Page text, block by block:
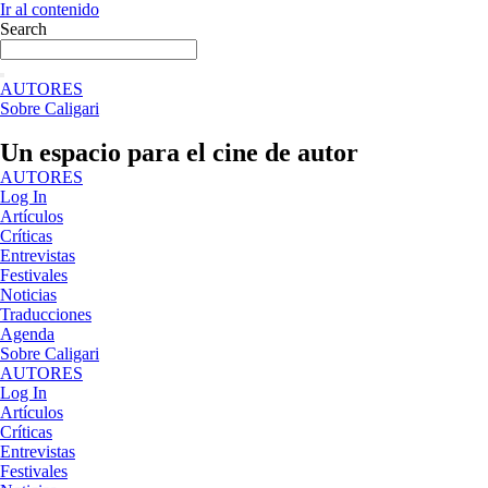
Ir al contenido
Search
AUTORES
Sobre Caligari
Un espacio para el cine de autor
AUTORES
Log In
Artículos
Críticas
Entrevistas
Festivales
Noticias
Traducciones
Agenda
Sobre Caligari
AUTORES
Log In
Artículos
Críticas
Entrevistas
Festivales